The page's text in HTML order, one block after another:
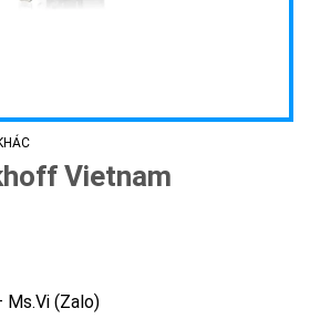
Vietnam
(Zalo)